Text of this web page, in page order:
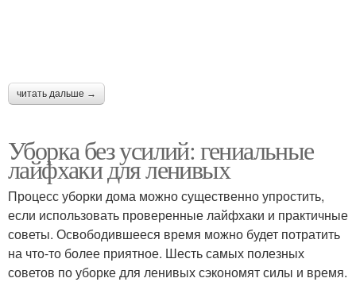
читать дальше →
Уборка без усилий: гениальные
лайфхаки для ленивых
Процесс уборки дома можно существенно упростить,
если использовать проверенные лайфхаки и практичные
советы. Освободившееся время можно будет потратить
на что-то более приятное. Шесть самых полезных
советов по уборке для ленивых сэкономят силы и время.